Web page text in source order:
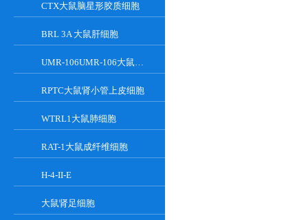
CTX大鼠脑星形胶质细胞
BRL 3A 大鼠肝细胞
UMR-106UMR-106大鼠骨肉瘤细胞
RPTC大鼠肾小管上皮细胞
WTRL1大鼠肺细胞
RAT-1大鼠成纤维细胞
H-4-II-E
大鼠肾足细胞